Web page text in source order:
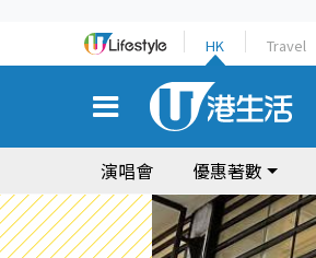
HK Travel
演唱會 優惠著數